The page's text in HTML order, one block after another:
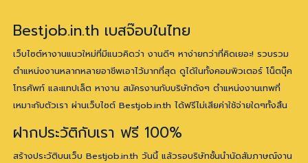
Bestjob.in.th เบสจ๊อบในไทย
เว็บไซต์หางานแนวใหม่ที่มีแนวคิดว่า งานดีๆ หาง่ายกว่าที่คิดเยอะ! รวบรวม
ตำแหน่งงานหลากหลายอาชีพเอาไว้มากที่สุด ดูได้ในทั้งคอมพิวเตอร์ โน็ตบุ๊ค
โทรศัพท์ และแทปเล็ต หางาน สมัครงานกับบริษัทดังๆ ตำแหน่งงานเทพที่
เหมาะกับตัวเรา ผ่านเว็บไซต์ Bestjob.in.th ได้ฟรีไม่เสียค่าใช้จ่ายใดๆทั้งสิ้น
ฝากประวัติกับเรา ฟรี 100%
สร้างประวัติบนเว็บ Bestjob.in.th วันนี้ แล้วรอบริษัทชั้นนำนัดสัมภาษณ์งาน